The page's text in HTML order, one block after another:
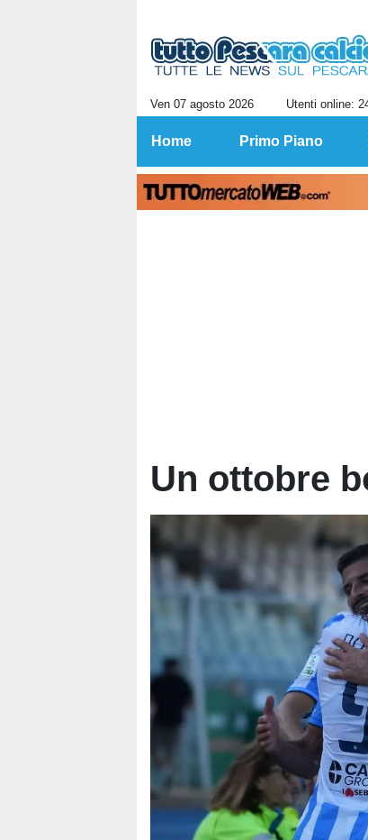
Ven 07 agosto 2026 Utenti online:
Home Primo Piano
Un ottobre